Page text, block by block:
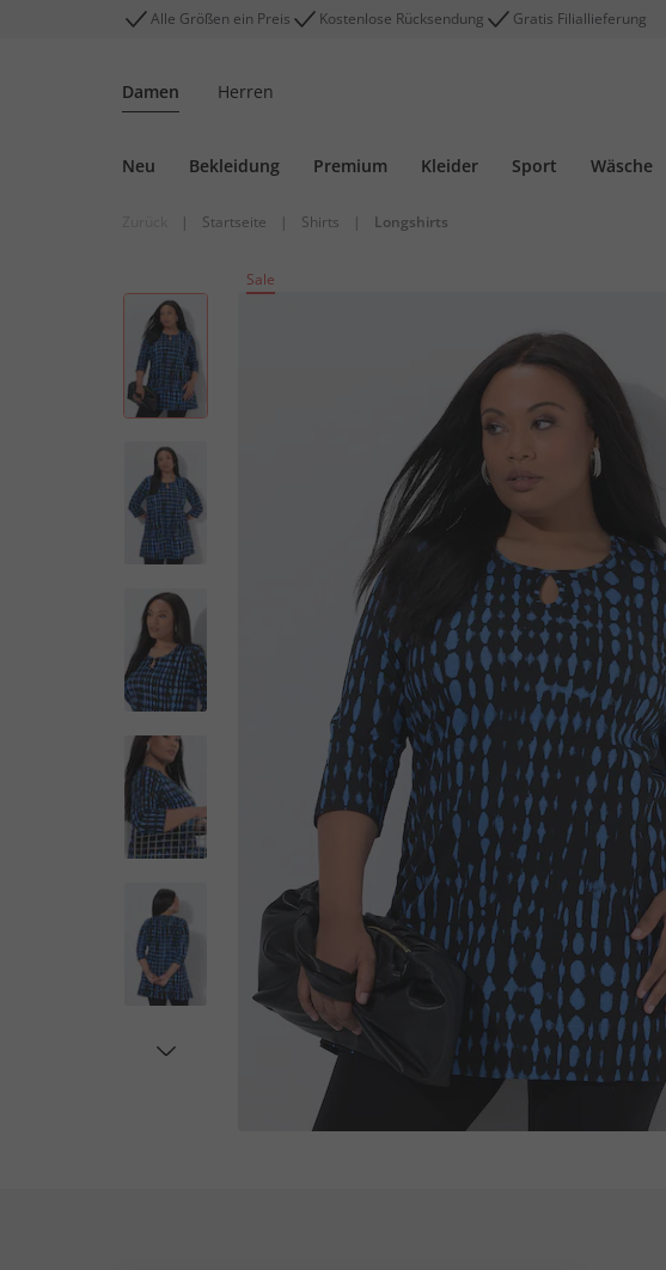
Alle Größen ein Preis Kostenlose Rücksendung Gratis Filiallieferung
Damen Herren
Neu Bekleidung Premium Kleider Sport Wäsche
| Startseite | Shirts | Longshirts
Sale